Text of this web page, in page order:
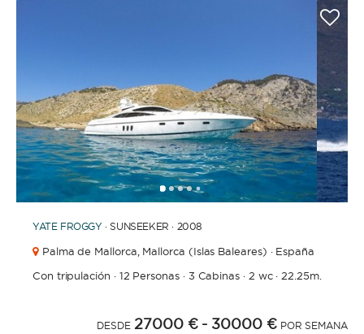
12345 6 91011
YATE FROGGY · SUNSEEKER · 2008
Palma de Mallorca, Mallorca (Islas Baleares) · España
Con tripulación · 12 Personas· 3 Cabinas · 2 wc· 22.25m.
DESDE 27000 € - 30000 € POR SEMANA